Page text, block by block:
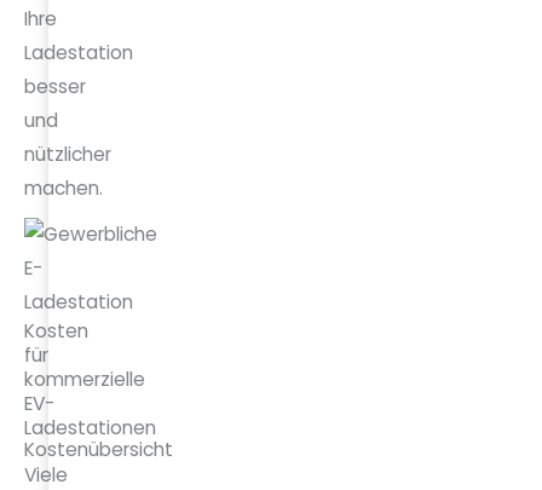
Ihre
Ladestation
besser
und
nützlicher
machen.
Kosten
für
kommerzielle
EV-
Ladestationen
Kostenübersicht
Viele